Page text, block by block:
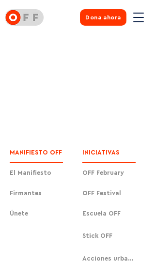
Dona ahora
MANIFIESTO OFF
El Manifiesto
Firmantes
Únete
INICIATIVAS
OFF February
OFF Festival
Escuela OFF
Stick OFF
Acciones urbanas